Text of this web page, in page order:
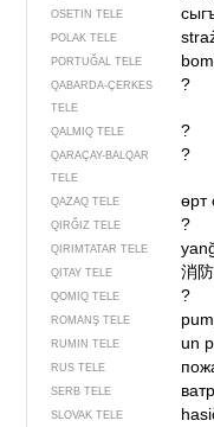
OSETIN TELE
POLAK TELE
PORTUĞAL TELE
QABARDA-ÇERKES
TELE
?
QALMIQ TELE ?
QARAÇAY-BALQAR
TELE
?
QAZAQ TELE өрт
QIRĞIZ TELE ?
QIRIMTATAR TELE
QITAY TELE 消
QOMIQ TELE ?
ROMANŞ TELE
RUMIN TELE un
RUS TELE
SERB TELE
SLOVAK TELE